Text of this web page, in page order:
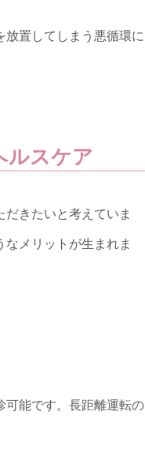
置してしまう悪循環に
ルスケア
きたいと考えていま
メリットが生まれま
可能です。長距離運転の